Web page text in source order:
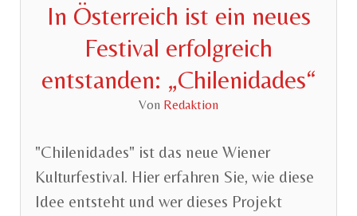
In Österreich ist ein neues
Festival erfolgreich
entstanden: „Chilenidades“
Von Redaktion
"Chilenidades" ist das neue Wiener
Kulturfestival. Hier erfahren Sie, wie diese
Idee entsteht und wer dieses Projekt